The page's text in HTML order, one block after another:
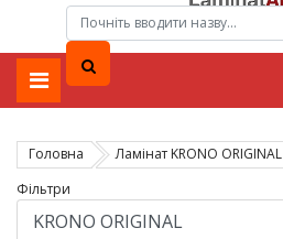
Головна Ламiнат KRONO ORIGINAL
Фільтри